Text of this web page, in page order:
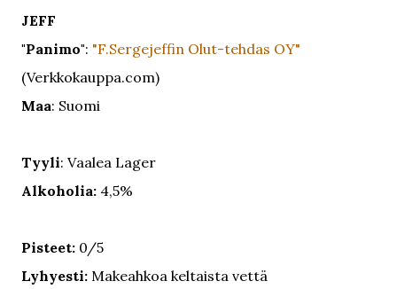
JEFF
"Panimo": "F.Sergejeffin Olut-tehdas OY"
(Verkkokauppa.com)
Maa: Suomi
Tyyli: Vaalea Lager
Alkoholia: 4,5%
Pisteet: 0/5
Lyhyesti: Makeahkoa keltaista vettä